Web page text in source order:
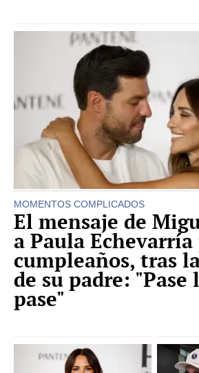
MOMENTOS COMPLICADOS
El mensaje de
a Paula Echevarría
cumpleaños, tras
de su padre: "Pase
pase"